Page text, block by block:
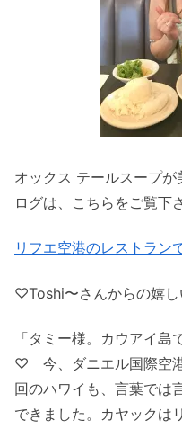
オックス テールスープ
ログは、こちらをご覧下
リフエ空港のレストラン
♡Toshi〜さんからの嬉し
「タミー様。カウアイ
♡ 今、ダニエル国際空
回のハワイも、言葉では
できました。カヤックは